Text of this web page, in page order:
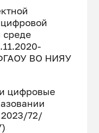
среде
ВО НИЯУ
цифровые
72/